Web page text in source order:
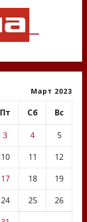
Март 2023
Пт Сб Вс
3 4
5
10 11
12
17 18
19
24 25
26